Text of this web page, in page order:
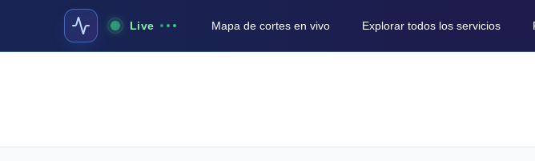
Live Mapa de cortes en vivo Explorar todos los servicios